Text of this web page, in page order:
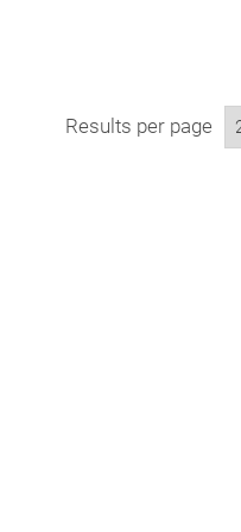
Results per page